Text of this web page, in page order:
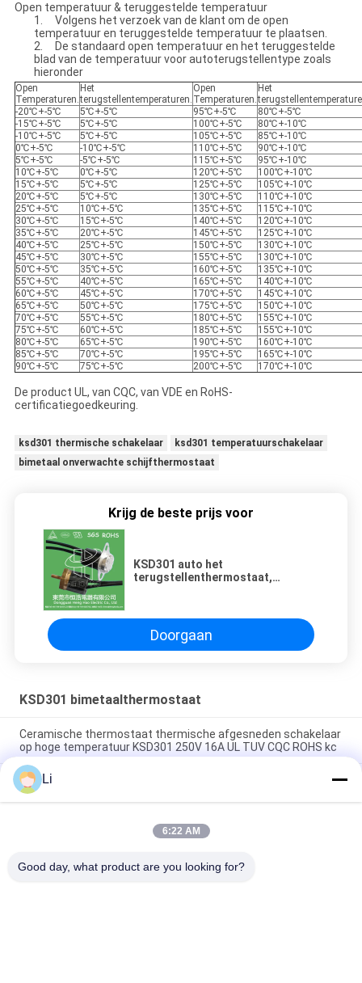
Open temperatuur & teruggestelde temperatuur
1. Volgens het verzoek van de klant om de open
temperatuur en teruggestelde temperatuur te plaatsen.
2. De standaard open temperatuur en het teruggestelde
blad van de temperatuur voor autoterugstellentype zoals
hieronder
Open
Temperaturen.
Het
terugstellentemperaturen.
Open
Temperaturen.
Het
-20℃+-5℃
5℃+-5℃ 95℃+-5℃
80℃+-5℃
-15℃+-5℃
5℃+-5℃ 100℃+-5℃
80℃+-10℃
-10℃+-5℃
5℃+-5℃ 105℃+-5℃
85℃+-10℃
0℃+-5℃
-10℃+-5℃ 110℃+-5℃
90℃+-10℃
5℃+-5℃
-5℃+-5℃ 115℃+-5℃
95℃+-10℃
10℃+-5℃
0℃+-5℃ 120℃+-5℃
100℃+-10℃
15℃+-5℃
5℃+-5℃ 125℃+-5℃
105℃+-10℃
20℃+-5℃
5℃+-5℃ 130℃+-5℃
110℃+-10℃
25℃+-5℃
10℃+-5℃ 135℃+-5℃
115℃+-10℃
30℃+-5℃
15℃+-5℃ 140℃+-5℃
120℃+-10℃
35℃+-5℃
20℃+-5℃ 145℃+-5℃
125℃+-10℃
40℃+-5℃
25℃+-5℃ 150℃+-5℃
130℃+-10℃
45℃+-5℃
30℃+-5℃ 155℃+-5℃
130℃+-10℃
50℃+-5℃
35℃+-5℃ 160℃+-5℃
135℃+-10℃
55℃+-5℃
40℃+-5℃ 165℃+-5℃
140℃+-10℃
60℃+-5℃
45℃+-5℃ 170℃+-5℃
145℃+-10℃
65℃+-5℃
50℃+-5℃ 175℃+-5℃
150℃+-10℃
70℃+-5℃
55℃+-5℃ 180℃+-5℃
155℃+-10℃
75℃+-5℃
60℃+-5℃ 185℃+-5℃
155℃+-10℃
80℃+-5℃
65℃+-5℃ 190℃+-5℃
160℃+-10℃
85℃+-5℃
70℃+-5℃ 195℃+-5℃
165℃+-10℃
90℃+-5℃
75℃+-5℃ 200℃+-5℃ 170℃+-10℃
De product UL, van CQC, van VDE en RoHS-
certificatiegoedkeuring.
ksd301 thermische schakelaar
ksd301 temperatuurschakelaar
bimetaal onverwachte schijfthermostaat
Krijg de beste prijs voor
KSD301 auto het
terugstellenthermostaat,
Doorgaan
KSD301 bimetaalthermostaat
Ceramische thermostaat thermische afgesneden schakelaar
op hoge temperatuur KSD301 250V 16A UL TUV CQC ROHS kc
De bimetaalthermostaten van de Schijf Onverwachte Actie,
lage temperatuur beperkten controleschakelaar H31 250V 10
13C
Onverwachte Actietype KSD301 Bimetaalthermostaatac
Li
6:22 AM
Good day, what product are you looking for?